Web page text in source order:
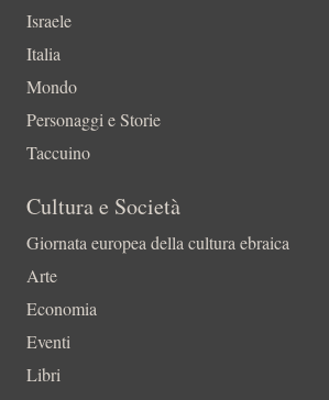
Israele
Italia
Mondo
Personaggi e Storie
Taccuino
Cultura e Società
Giornata europea della cultura ebraica
Arte
Economia
Eventi
Libri